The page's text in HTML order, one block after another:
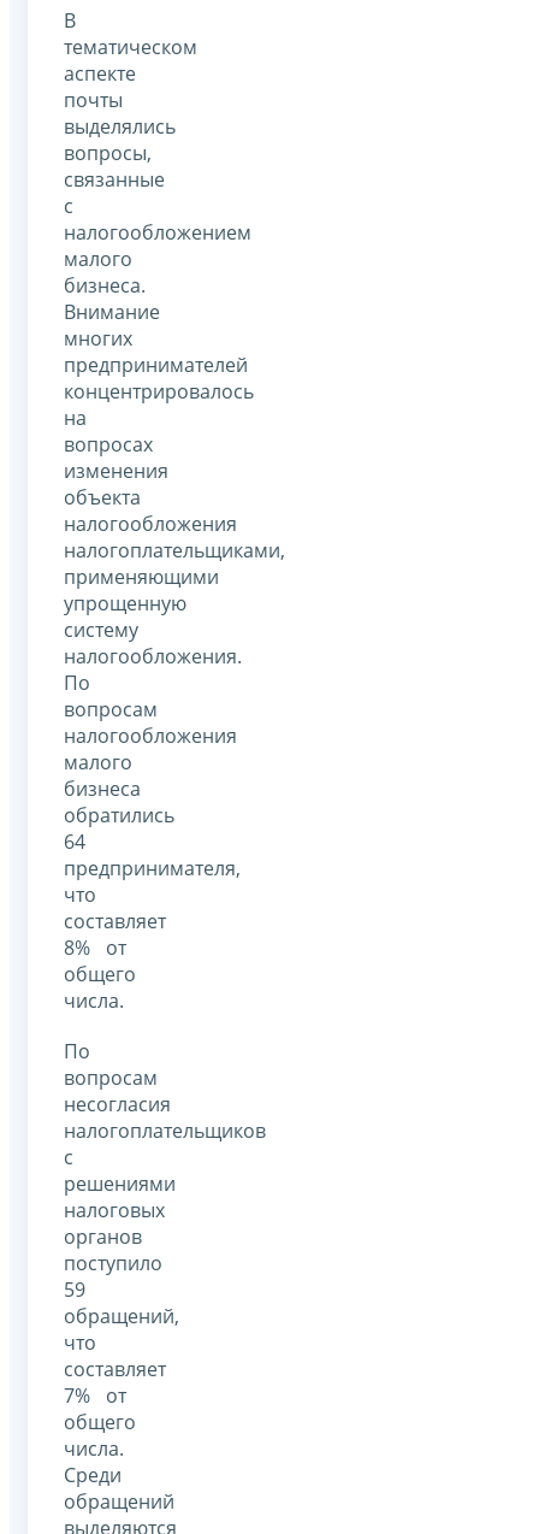
В
тематическом
аспекте
почты
выделялись
вопросы,
связанные
с
налогообложением
малого
бизнеса.
Внимание
многих
предпринимателей
концентрировалось
на
вопросах
изменения
объекта
налогообложения
налогоплательщиками,
применяющими
упрощенную
систему
налогообложения.
По
вопросам
налогообложения
малого
бизнеса
обратились
64
предпринимателя,
что
составляет
8% от
общего
числа.
По
вопросам
несогласия
налогоплательщиков
с
решениями
налоговых
органов
поступило
59
обращений,
что
составляет
7% от
общего
числа.
Среди
обращений
выделяются